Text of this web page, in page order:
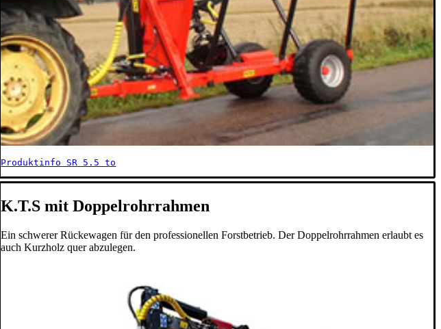
Produktinfo SR 5.5 to
K.T.S mit Doppelrohrrahmen
Ein schwerer Rückewagen für den professionellen Forstbetrieb. Der Doppelrohrrahmen erlaubt es
auch Kurzholz quer abzulegen.